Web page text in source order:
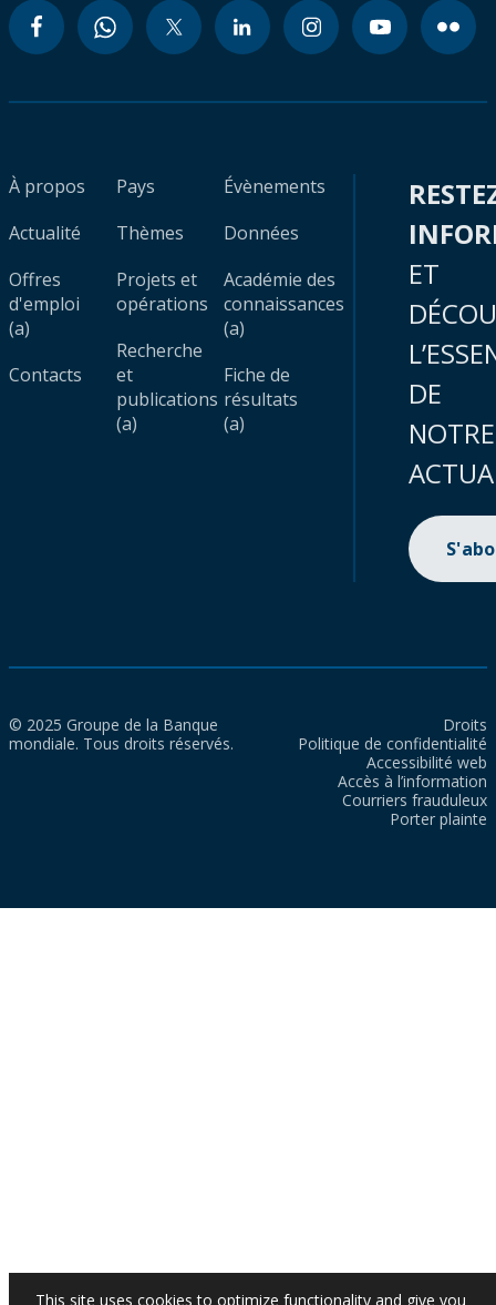
À propos
Actualité
Offres
d'emploi
(a)
Contacts
Pays
Thèmes
Projets et
opérations
Recherche
et
publications
(a)
Évènements
Données
Académie des
connaissances
(a)
Fiche de
résultats
(a)
ET
DE
NOTRE
© 2025 Groupe de la Banque
mondiale. Tous droits réservés.
Droits
Politique de confidentialité
Accessibilité web
Accès à l’information
Courriers frauduleux
Porter plainte
This site uses cookies to optimize functionality and give you